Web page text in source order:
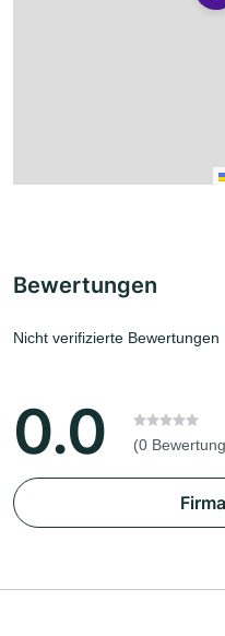
Bewertungen
Nicht verifizierte Bewertungen
0.0 (0